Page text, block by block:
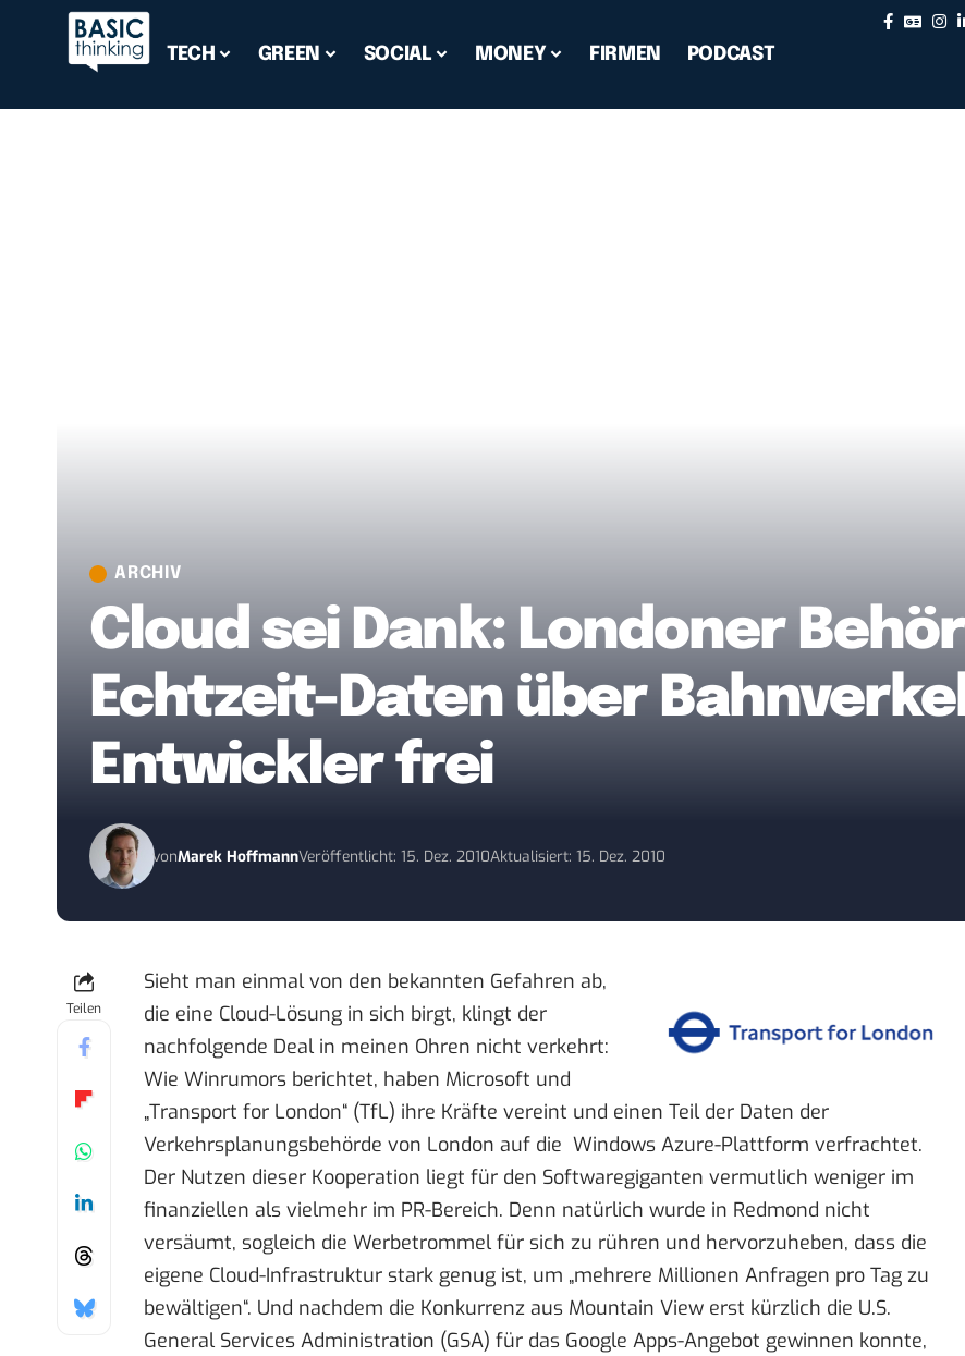
TECH GREEN SOCIAL MONEY FIRMEN PODCAST
ARCHIV
Cloud sei Dank: Londoner
Echtzeit-Daten über
Entwickler frei
vonMarek HoffmannVeröffentlicht: 15. Dez. 2010Aktualisiert: 15. Dez. 2010
Teilen
Sieht man einmal von den bekannten Gefahren ab,
die eine Cloud-Lösung in sich birgt, klingt der
nachfolgende Deal in meinen Ohren nicht verkehrt:
Wie Winrumors berichtet, haben Microsoft und
„Transport for London“ (TfL) ihre Kräfte vereint und einen Teil der Daten der
Verkehrsplanungsbehörde von London auf die Windows Azure-Plattform verfrachtet.
Der Nutzen dieser Kooperation liegt für den Softwaregiganten vermutlich weniger im
finanziellen als vielmehr im PR-Bereich. Denn natürlich wurde in Redmond nicht
versäumt, sogleich die Werbetrommel für sich zu rühren und hervorzuheben, dass die
eigene Cloud-Infrastruktur stark genug ist, um „mehrere Millionen Anfragen pro Tag zu
bewältigen“. Und nachdem die Konkurrenz aus Mountain View erst kürzlich die U.S.
General Services Administration (GSA) für das Google Apps-Angebot gewinnen konnte,